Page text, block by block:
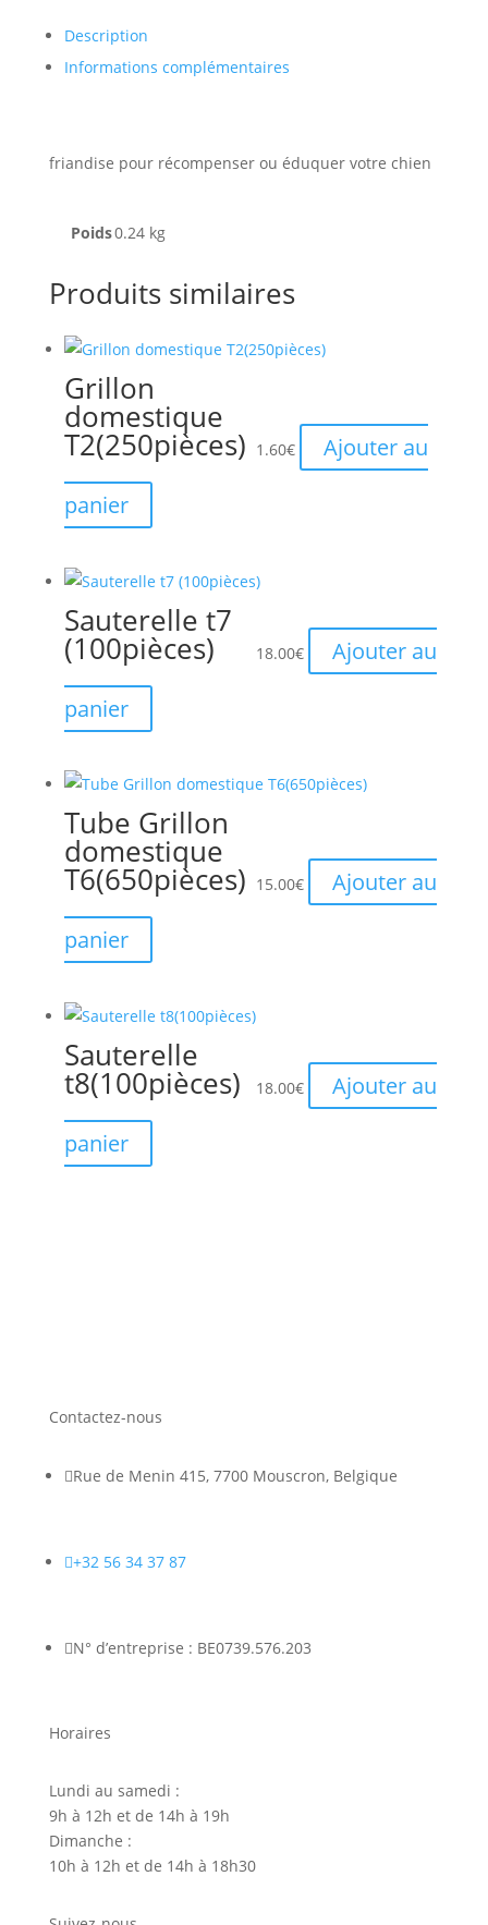
Description
Informations complémentaires
friandise pour récompenser ou éduquer votre chien
Poids0.24 kg
Produits similaires
Grillon
domestique
T2(250pièces) 1.60€
Ajouter au
panier
Sauterelle t7
(100pièces) 18.00€
Ajouter au
panier
Tube Grillon
domestique
T6(650pièces) 15.00€
Ajouter au
panier
Sauterelle
t8(100pièces) 18.00€
Ajouter au
panier
Contactez-nous
Rue de Menin 415, 7700 Mouscron, Belgique
+32 56 34 37 87
N° d’entreprise : BE0739.576.203
Horaires
Lundi au samedi :
9h à 12h et de 14h à 19h
Dimanche :
10h à 12h et de 14h à 18h30